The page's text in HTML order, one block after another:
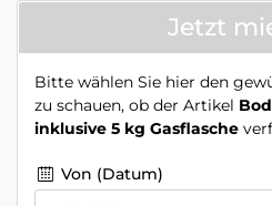
Jetzt
Bitte wählen Sie hier den
zu schauen, ob der Artikel
inklusive 5 kg Gasflasche
Von (Datum)